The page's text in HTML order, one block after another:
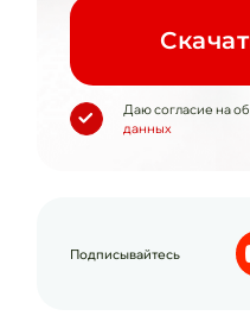
Даю согласие на
данных
Подписывайтесь